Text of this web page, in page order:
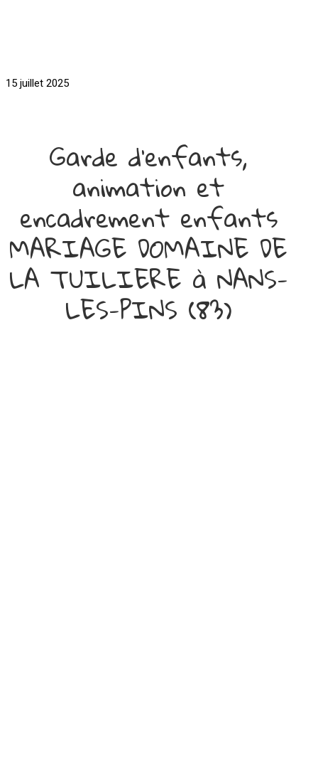
15 juillet 2025
Garde d'enfants,
animation et
encadrement enfants
MARIAGE DOMAINE DE
LA TUILIERE à NANS-
LES-PINS (83)